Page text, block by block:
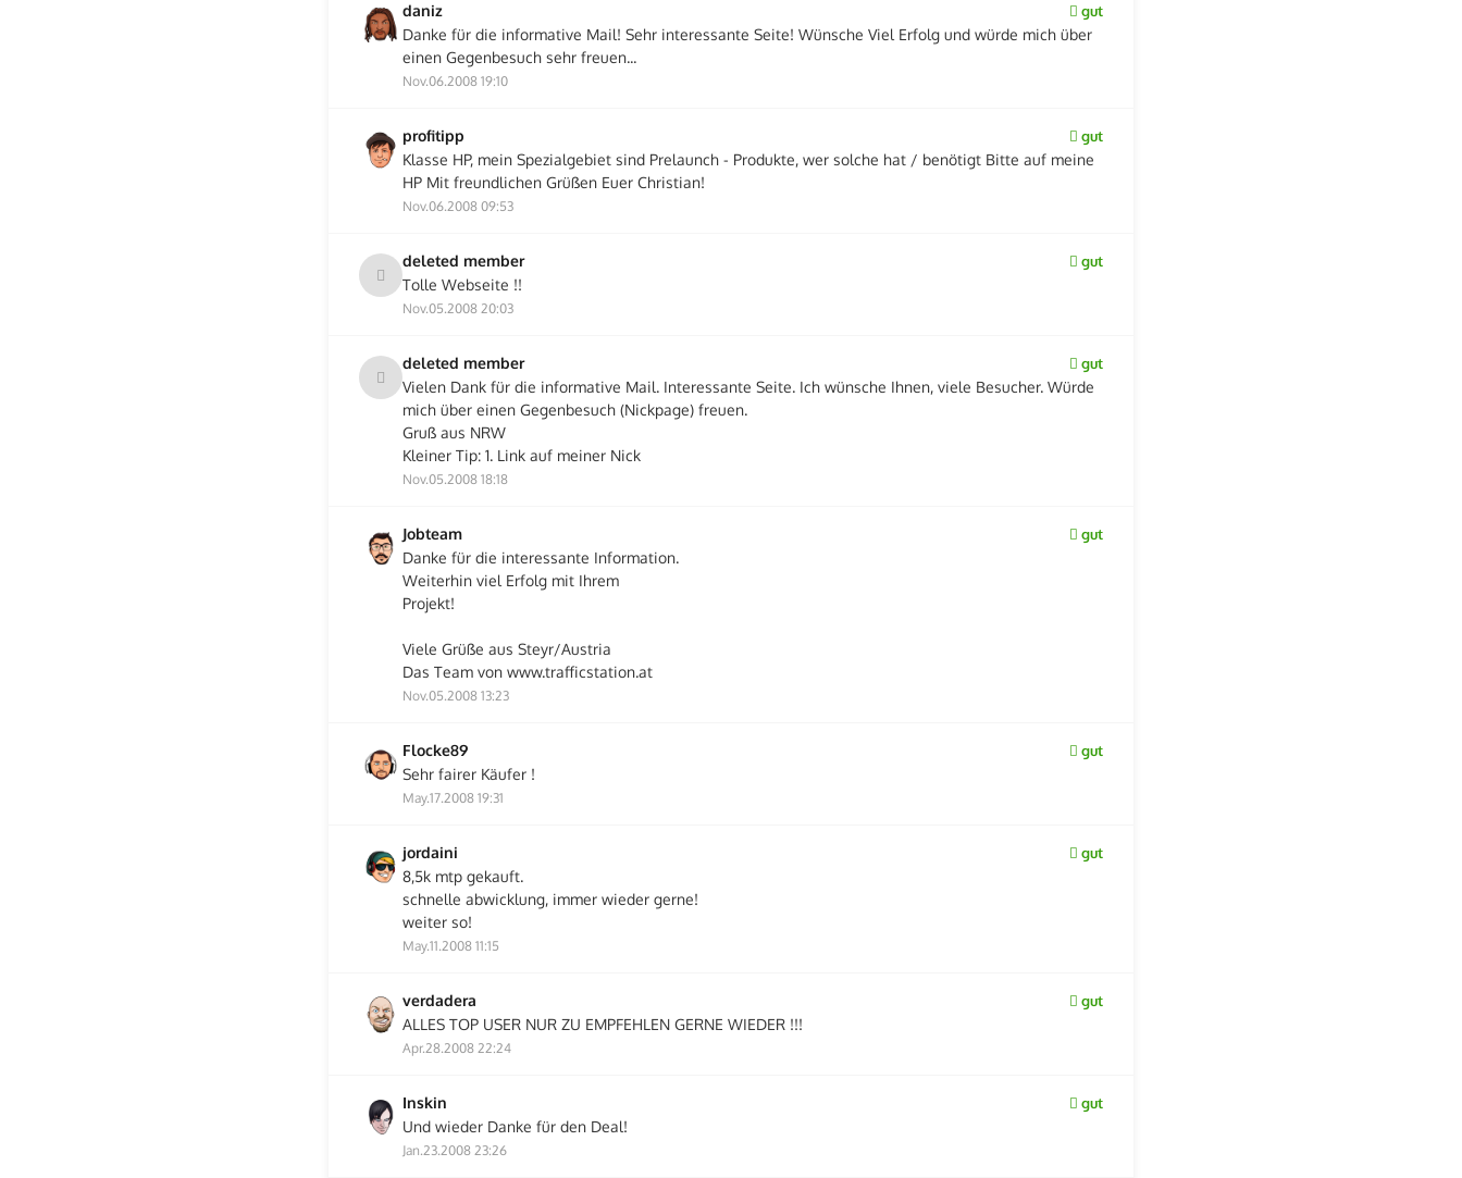
daniz gut
Danke für die informative Mail! Sehr interessante Seite! Wünsche Viel Erfolg und würde mich über
einen Gegenbesuch sehr freuen...
Nov.06.2008 19:10
profitipp gut
Klasse HP, mein Spezialgebiet sind Prelaunch - Produkte, wer solche hat / benötigt Bitte auf meine
HP Mit freundlichen Grüßen Euer Christian!
Nov.06.2008 09:53
deleted member gut
Tolle Webseite !!
Nov.05.2008 20:03
deleted member gut
Vielen Dank für die informative Mail. Interessante Seite. Ich wünsche Ihnen, viele Besucher. Würde
mich über einen Gegenbesuch (Nickpage) freuen.
Gruß aus NRW
Kleiner Tip: 1. Link auf meiner Nick
Nov.05.2008 18:18
Jobteam gut
Danke für die interessante Information.
Weiterhin viel Erfolg mit Ihrem
Projekt!
Viele Grüße aus Steyr/Austria
Das Team von www.trafficstation.at
Nov.05.2008 13:23
Flocke89 gut
Sehr fairer Käufer !
May.17.2008 19:31
jordaini gut
8,5k mtp gekauft.
schnelle abwicklung, immer wieder gerne!
weiter so!
May.11.2008 11:15
verdadera gut
ALLES TOP USER NUR ZU EMPFEHLEN GERNE WIEDER !!!
Apr.28.2008 22:24
Inskin gut
Und wieder Danke für den Deal!
Jan.23.2008 23:26